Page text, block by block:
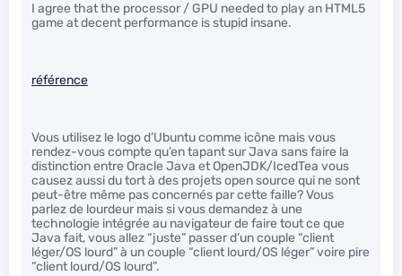
I agree that the processor / GPU needed to play an HTML5
game at decent performance is stupid insane.
référence
Vous utilisez le logo d’Ubuntu comme icône mais vous
rendez-vous compte qu’en tapant sur Java sans faire la
distinction entre Oracle Java et OpenJDK/IcedTea vous
causez aussi du tort à des projets open source qui ne sont
peut-être même pas concernés par cette faille? Vous
parlez de lourdeur mais si vous demandez à une
technologie intégrée au navigateur de faire tout ce que
Java fait, vous allez “juste” passer d’un couple “client
léger/OS lourd” à un couple “client lourd/OS léger” voire pire
“client lourd/OS lourd”.